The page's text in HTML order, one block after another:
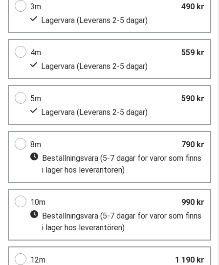
3m
490 kr
Lagervara (Leverans 2-5 dagar)
4m
559 kr
Lagervara (Leverans 2-5 dagar)
5m
590 kr
Lagervara (Leverans 2-5 dagar)
8m
790 kr
Beställningsvara (5-7 dagar för varor som finns
i lager hos leverantören)
10m
990 kr
Beställningsvara (5-7 dagar för varor som finns
i lager hos leverantören)
12m
1 190 kr